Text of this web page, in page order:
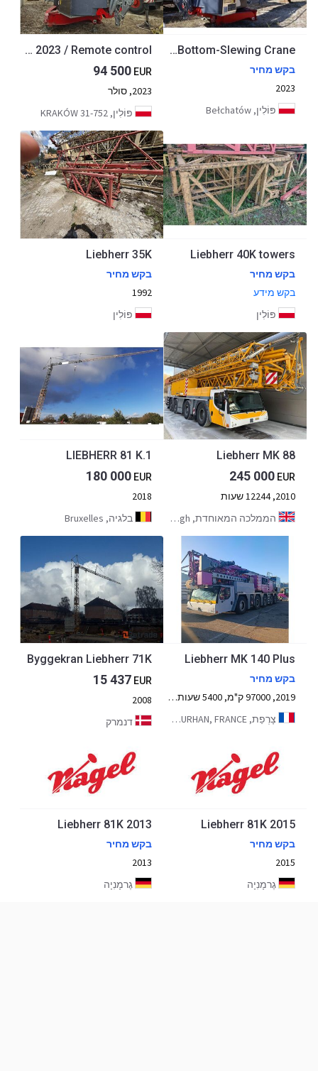
Terex CSE 32 Self-erecting Bottom-Slewing Crane
בקש מחיר
2023
פּוֹלִין, Bełchatów
TEREX CSE 32 quick-mounting low-slewing crane / 2023 / Remote control
94 500 EUR
2023, סולר
פּוֹלִין, 31-752 KRAKÓW
Liebherr 40K towers
בקש מחיר
בקש מידע
פּוֹלִין
Liebherr 35K
בקש מחיר
1992
פּוֹלִין
Liebherr MK 88
245 000 EUR
2010, 12244 שעות
הממלכה המאוחדת, Middlesbrough
LIEBHERR 81 K.1
180 000 EUR
2018
בלגיה, Bruxelles
Liebherr MK 140 Plus
בקש מחיר
2019, 97000 ק"מ, 5400 שעות, 5 סרנים
צָרְפַת, LA VILLE HELLIO 22410 PLOURHAN, FRANCE
Byggekran Liebherr 71K
15 437 EUR
2008
דנמרק
2015 Liebherr 81K
בקש מחיר
2015
גֶרמָנִיָה
2013 Liebherr 81K
בקש מחיר
2013
גֶרמָנִיָה